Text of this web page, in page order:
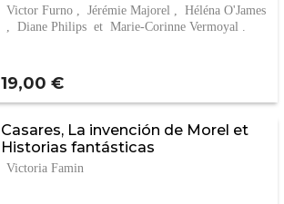
Victor Furno , Jérémie Majorel , Héléna O'James
, Diane Philips et Marie-Corinne Vermoyal .
Prix
19,00 €
Casares, La invención de Morel et
Historias fantásticas
Victoria Famin